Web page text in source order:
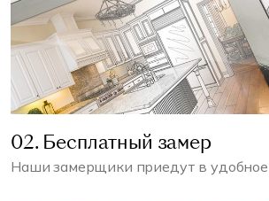
02. Бесплатный замер
Наши замерщики приедут в удобное